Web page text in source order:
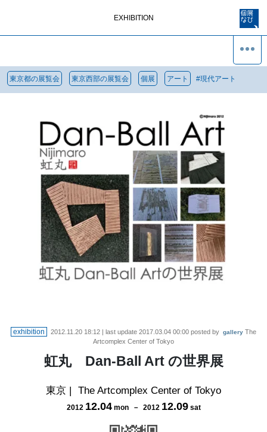
EXHIBITION
東京都の展覧会 東京西部の展覧会 個展 アート #現代アート
exhibition 2012.11.20 18:12 | last update 2017.03.04 00:00 posted by gallery The
Artcomplex Center of Tokyo
虹丸 Dan-Ball Art の世界展
東京 | The Artcomplex Center of Tokyo
2012 12.04 mon－ 2012 12.09 sat